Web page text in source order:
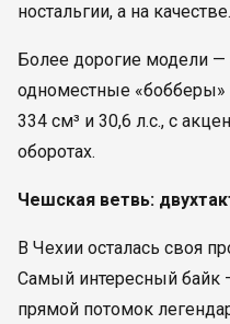
ностальгии, а на качестве.
Более дорогие модели —
одноместные «бобберы»
334 см³ и 30,6 л.с., с
оборотах.
Чешская ветвь:
В Чехии осталась своя
Самый интересный байк
прямой потомок